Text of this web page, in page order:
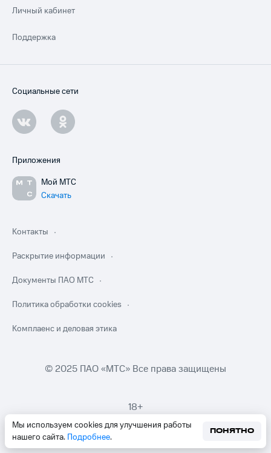
Мы используем cookies для улучшения работы
нашего сайта. Подробнее.
ПОНЯТНО
Личный кабинет
Поддержка
Социальные сети
Приложения
Мой МТС
Скачать
Контакты
Раскрытие информации
Документы ПАО МТС
Политика обработки cookies
Комплаенс и деловая этика
© 2025 ПАО «МТС» Все права защищены
18+